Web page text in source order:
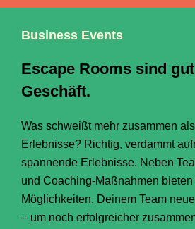
Business Events
Escape Rooms sind
Geschäft.​
Was schweißt mehr zusammen
Erlebnisse? Richtig, verdammt
spannende Erlebnisse. Neben
und Coaching-Maßnahmen
Möglichkeiten, Deinem Team
– um noch erfolgreicher